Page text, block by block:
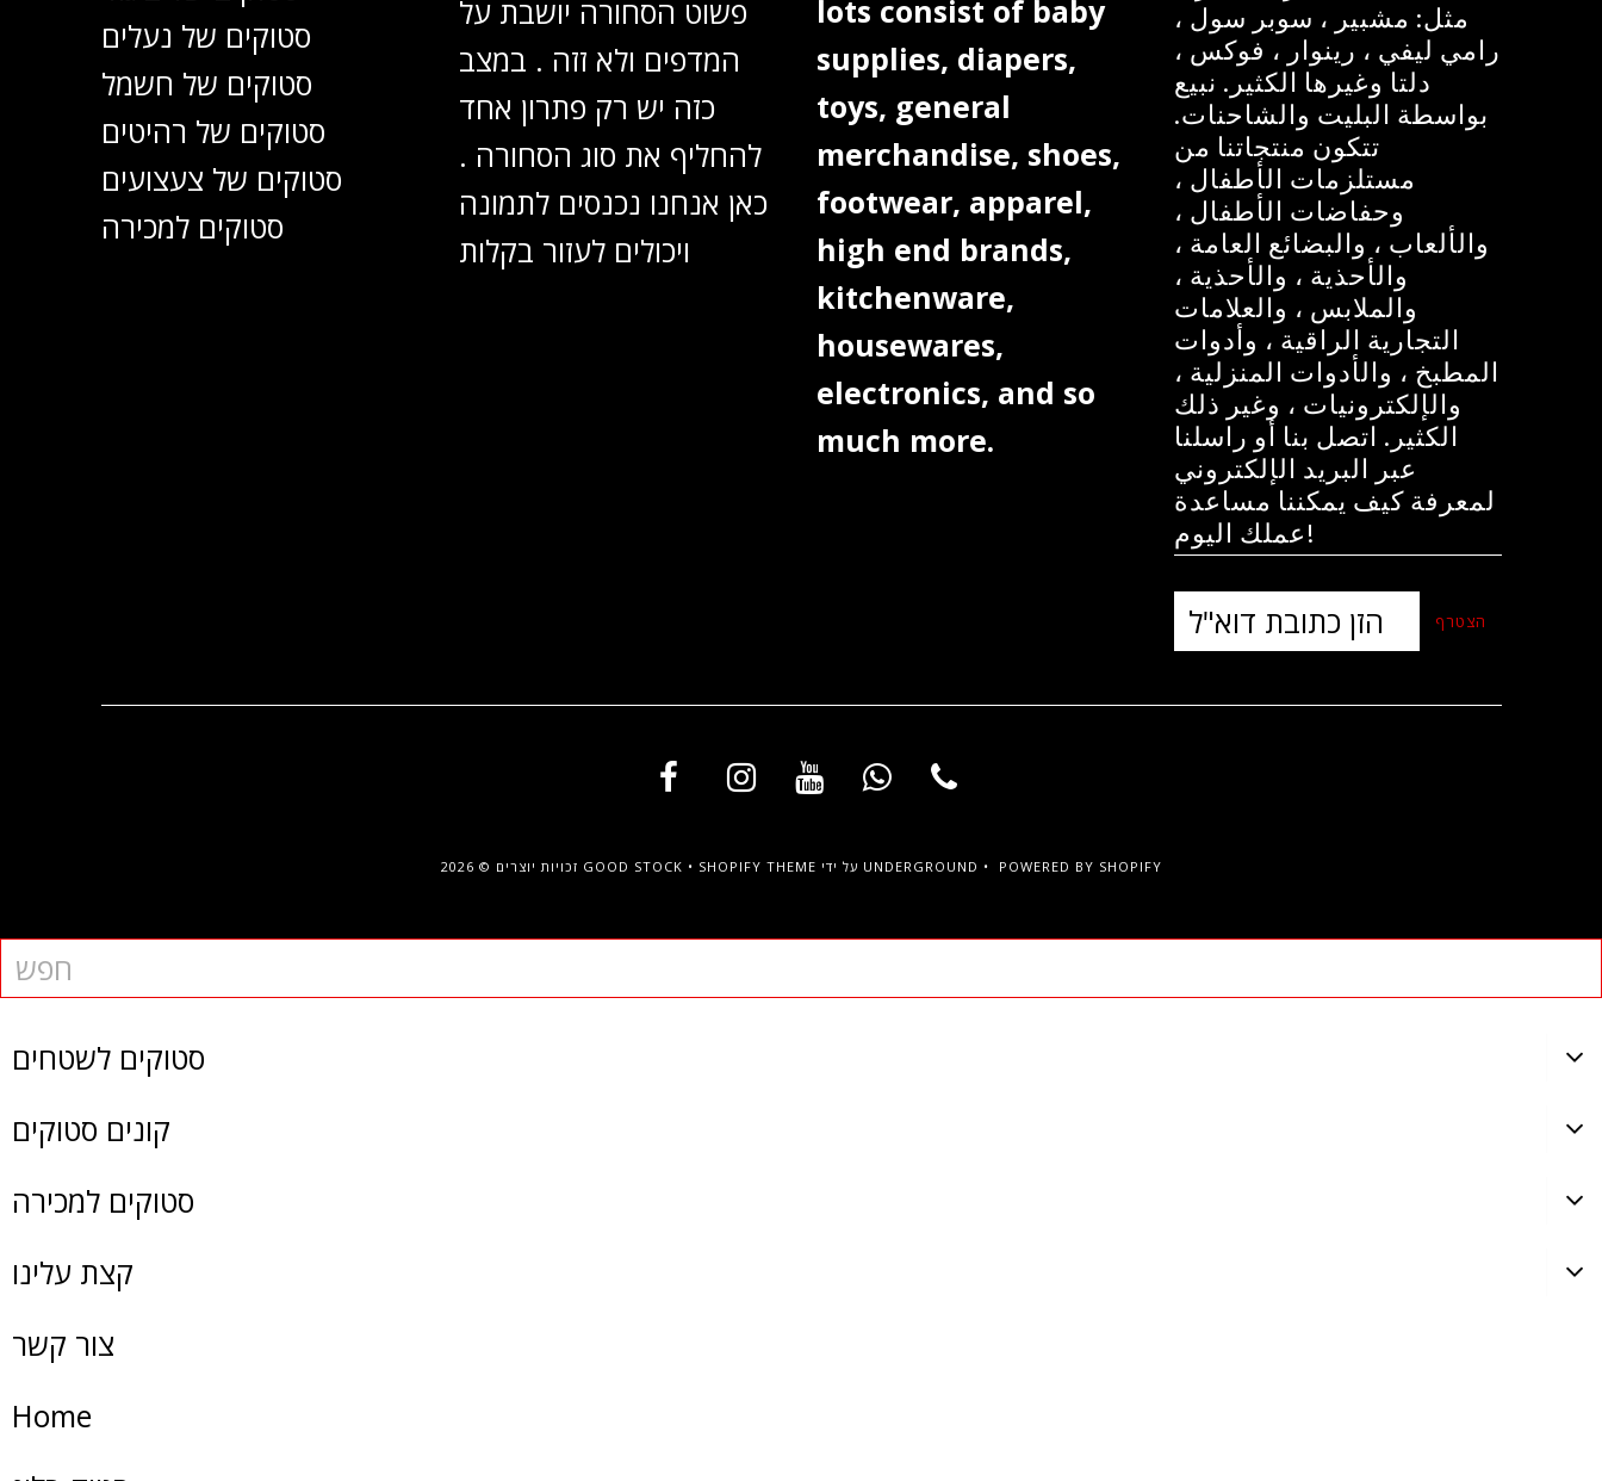
סטוקים של נעלים
סטוקים של חשמל
סטוקים של רהיטים
סטוקים של צעצועים
סטוקים למכירה
פשוט הסחורה יושבת על
המדפים ולא זזה . במצב
כזה יש רק פתרון אחד
להחליף את סוג הסחורה .
כאן אנחנו נכנסים לתמונה
lots consist of baby
supplies, diapers,
toys, general
merchandise, shoes,
footwear, apparel,
high end brands,
kitchenware,
housewares,
electronics, and so
much more.
مثل: مشبير ، سوبر سول ،
رامي ليفي ، رينوار ، فوكس ،
دلتا وغيرها الكثير. نبيع
بواسطة البليت والشاحنات.
تتكون منتجاتنا من
مستلزمات الأطفال ،
وحفاضات الأطفال ،
والألعاب ، والبضائع العامة ،
والأحذية ، والأحذية ،
والملابس ، والعلامات
التجارية الراقية ، وأدوات
المطبخ ، والأدوات المنزلية ،
والإلكترونيات ، وغير ذلك
الكثير. اتصل بنا أو راسلنا
عبر البريد الإلكتروني
لمعرفة كيف يمكننا مساعدة
عملك اليوم!
GOOD STOCK • SHOPIFY THEME על ידי UNDERGROUND • POWERED BY SHOPIFY
סטוקים לשטחים
קונים סטוקים
סטוקים למכירה
קצת עלינו
צור קשר
Home